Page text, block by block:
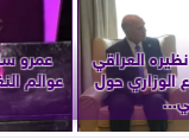
العراقي
حول
عمرو
عوالم